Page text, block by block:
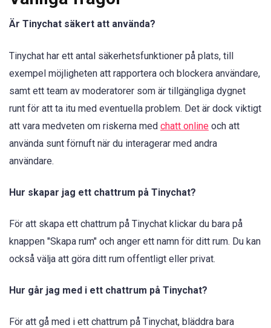
Är Tinychat säkert att använda?
Tinychat har ett antal säkerhetsfunktioner på plats, till
exempel möjligheten att rapportera och blockera användare,
samt ett team av moderatorer som är tillgängliga dygnet
runt för att ta itu med eventuella problem. Det är dock viktigt
att vara medveten om riskerna med chatt online och att
använda sunt förnuft när du interagerar med andra
användare.
Hur skapar jag ett chattrum på Tinychat?
För att skapa ett chattrum på Tinychat klickar du bara på
knappen "Skapa rum" och anger ett namn för ditt rum. Du kan
också välja att göra ditt rum offentligt eller privat.
Hur går jag med i ett chattrum på Tinychat?
För att gå med i ett chattrum på Tinychat, bläddra bara